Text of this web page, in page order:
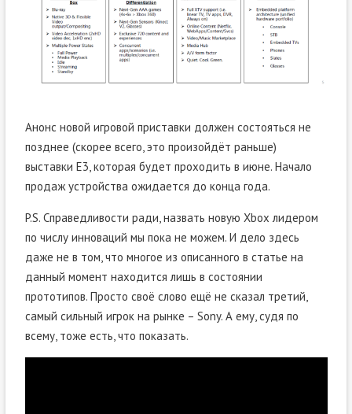
Анонс новой игровой приставки должен состояться не
позднее (скорее всего, это произойдёт раньше)
выставки E3, которая будет проходить в июне. Начало
продаж устройства ожидается до конца года.
P.S. Справедливости ради, назвать новую Xbox лидером
по числу инноваций мы пока не можем. И дело здесь
даже не в том, что многое из описанного в статье на
данный момент находится лишь в состоянии
прототипов. Просто своё слово ещё не сказал третий,
самый сильный игрок на рынке – Sony. А ему, судя по
всему, тоже есть, что показать.